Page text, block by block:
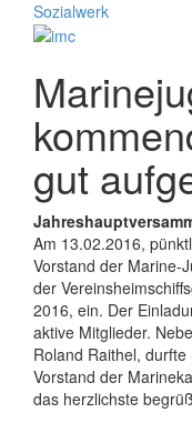
gut
Am 13.02.2016,
Vorstand der Marine-
der
2016, ein. Der
aktive Mitglieder.
Roland Raithel,
Vorstand der
das herzlichste